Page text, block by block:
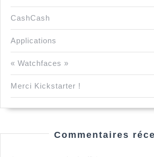
CashCash
Applications
« Watchfaces »
Merci Kickstarter !
Commentaires